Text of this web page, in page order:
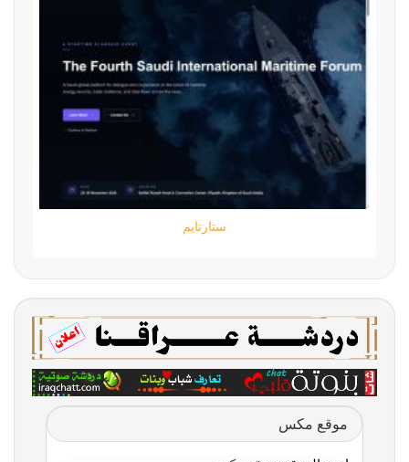
ستارتايم
موقع مكس